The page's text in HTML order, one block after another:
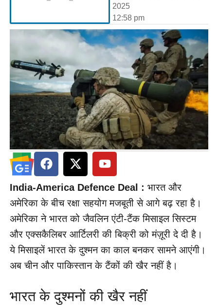
2025
12:58 pm
India-America Defence Deal : भारत और
अमेरिका के बीच रक्षा सहयोग मजबूती से आगे बढ़ रहा है।
अमेरिका ने भारत को जैवलिन एंटी-टैंक मिसाइल सिस्टम
और एक्सकैलिबर आर्टिलरी की बिक्री को मंज़ूरी दे दी है।
ये मिसाइलें भारत के दुश्मन का काल बनकर सामने आएंगी।
अब चीन और पाकिस्तान के टैंकों की खैर नहीं है।
भारत के दुश्मनों की खैर नहीं